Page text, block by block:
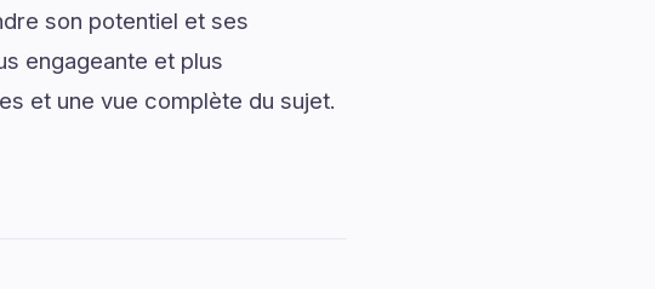
son potentiel et ses
engageante et plus
et une vue complète du sujet.